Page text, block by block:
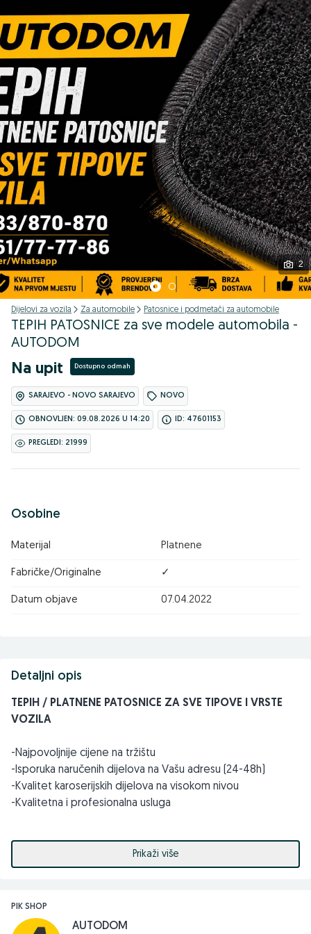
Podijeli
2
Dijelovi za vozila Za automobile Patosnice i podmetači za automobile
TEPIH PATOSNICE za sve modele automobila -
AUTODOM
Na upit Dostupno odmah
SARAJEVO - NOVO SARAJEVO NOVO
OBNOVLJEN: 09.08.2026 U 14:20 ID: 47601153
PREGLEDI: 21999
Osobine
Materijal Platnene
Fabričke/Originalne ✓
Datum objave 07.04.2022
Detaljni opis
TEPIH / PLATNENE PATOSNICE ZA SVE TIPOVE I VRSTE
VOZILA
-Najpovoljnije cijene na tržištu
-Isporuka naručenih dijelova na Vašu adresu (24-48h)
-Kvalitet karoserijskih dijelova na visokom nivou
-Kvalitetna i profesionalna usluga
Pored tepih patosnica naš široki asortiman sačinjavaju i svi
izolacije (zaštite haube), PVC zaštite, farovi, štoplampe,
blatobrani, maglenke, branici, rešetke branika, spojleri
Prikaži više
PIK SHOP
AUTODOM